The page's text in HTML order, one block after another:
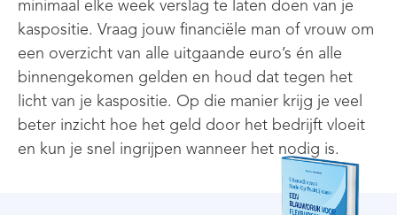
minimaal elke week verslag te laten doen van je
kaspositie. Vraag jouw financiële man of vrouw om
een overzicht van alle uitgaande euro’s én alle
binnengekomen gelden en houd dat tegen het
licht van je kaspositie. Op die manier krijg je veel
beter inzicht hoe het geld door het bedrijft vloeit
en kun je snel ingrijpen wanneer het nodig is.